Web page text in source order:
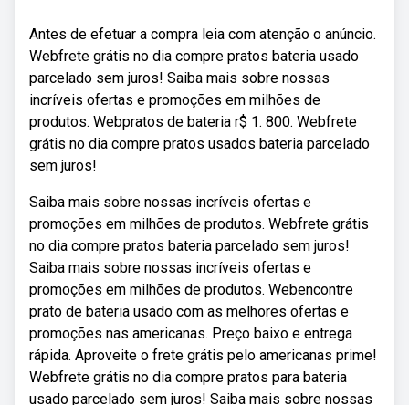
Antes de efetuar a compra leia com atenção o anúncio.
Webfrete grátis no dia compre pratos bateria usado
parcelado sem juros! Saiba mais sobre nossas
incríveis ofertas e promoções em milhões de
produtos. Webpratos de bateria r$ 1. 800. Webfrete
grátis no dia compre pratos usados bateria parcelado
sem juros!
Saiba mais sobre nossas incríveis ofertas e
promoções em milhões de produtos. Webfrete grátis
no dia compre pratos bateria parcelado sem juros!
Saiba mais sobre nossas incríveis ofertas e
promoções em milhões de produtos. Webencontre
prato de bateria usado com as melhores ofertas e
promoções nas americanas. Preço baixo e entrega
rápida. Aproveite o frete grátis pelo americanas prime!
Webfrete grátis no dia compre pratos para bateria
usado parcelado sem juros! Saiba mais sobre nossas